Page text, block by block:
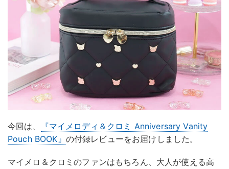
今回は、
『マイメロディ＆クロミ Anniversary Vanity
Pouch BOOK』 の付録レビューをお届けしました。
マイメロ＆クロミのファンはもちろん、大人が使える高